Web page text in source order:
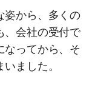
姿から、多くの
、会社の受付で
ってから、そ
ました。